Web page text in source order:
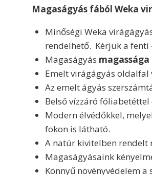
Magaságyás fából Weka
Minőségi Weka
rendelhető. Kérjük a fenti
Magaságyás magassága
Emelt virágágyás
Az emelt ágyás
Belső vízzáró fóliabetéttel
Modern élvédőkkel,
fokon is látható.
A natúr kivitelben rendelt
Magaságyásaink
Könnyű növényvédelem